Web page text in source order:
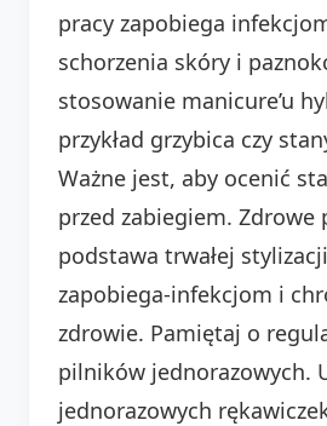
pracy zapobiega
schorzenia skóry i
stosowanie manicure’u
przykład grzybica czy
Ważne jest, aby ocenić
przed zabiegiem. Zdrowe
podstawa trwałej
zapobiega-infekcjom i
zdrowie. Pamiętaj o
pilników jednorazowych.
jednorazowych